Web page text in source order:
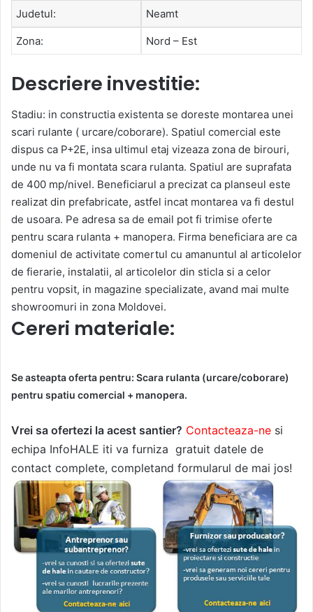
Judetul: Neamt
Zona: Nord – Est
Descriere investitie:
Stadiu: in constructia existenta se doreste montarea unei
scari rulante ( urcare/coborare). Spatiul comercial este
dispus ca P+2E, insa ultimul etaj vizeaza zona de birouri,
unde nu va fi montata scara rulanta. Spatiul are suprafata
de 400 mp/nivel. Beneficiarul a precizat ca planseul este
realizat din prefabricate, astfel incat montarea va fi destul
de usoara. Pe adresa sa de email pot fi trimise oferte
pentru scara rulanta + manopera. Firma beneficiara are ca
domeniul de activitate comertul cu amanuntul al articolelor
de fierarie, instalatii, al articolelor din sticla si a celor
pentru vopsit, in magazine specializate, avand mai multe
showroomuri in zona Moldovei.
Cereri materiale:
Se asteapta oferta pentru: Scara rulanta (urcare/coborare)
pentru spatiu comercial + manopera.
Vrei sa ofertezi la acest santier? Contacteaza-ne si
echipa InfoHALE iti va furniza gratuit datele de
contact complete, completand formularul de mai jos!